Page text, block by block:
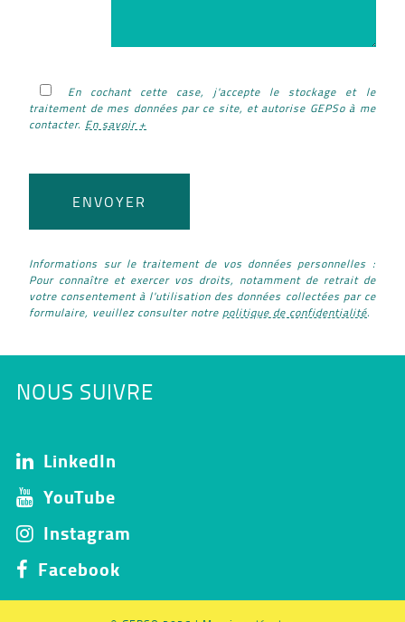
En cochant cette case, j'accepte le stockage et le
traitement de mes données par ce site, et autorise GEPSo à me
contacter. En savoir +
Informations sur le traitement de vos données personnelles :
Pour connaître et exercer vos droits, notamment de retrait de
votre consentement à l'utilisation des données collectées par ce
formulaire, veuillez consulter notre politique de confidentialité.
NOUS SUIVRE
LinkedIn
YouTube
Instagram
Facebook